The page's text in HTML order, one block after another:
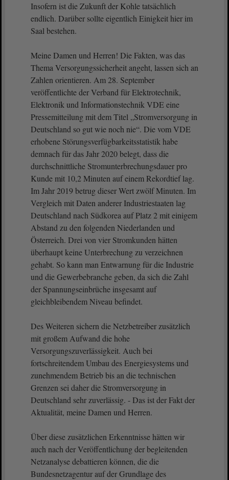
Insofern ist die Zukunft der Kohle tatsächlich
endlich. Darüber sollte eigentlich Einigkeit hier im
Saal bestehen.
Meine Damen und Herren! Die Fakten, was das
Thema Versorgungssicherheit angeht, lassen sich an
Zahlen orientieren. Am 28. September
veröffentlichte der Verband für Elektrotechnik,
Elektronik und Informationstechnik VDE eine
Pressemitteilung mit dem Titel „Stromversorgung in
Deutschland so gut wie noch nie“. Die vom VDE
erhobene Störungsverfügbarkeitsstatistik habe
demnach für das Jahr 2020 belegt, dass die
durchschnittliche Stromunterbrechungsdauer pro
Kunde mit 10,2 Minuten auf einem Rekordtief lag.
Im Jahr 2019 betrug dieser Wert zwölf Minuten. Im
Vergleich mit Daten anderer Industriestaaten lag
Deutschland nach Südkorea auf Platz 2 mit einigem
Abstand zu den folgenden Niederlanden und
Österreich. Drei von vier Stromkunden hätten
überhaupt keine Unterbrechung zu verzeichnen
gehabt. So kann man Entwarnung für die Industrie
und die Gewerbebranche geben, da sich die Zahl
der Spannungseinbrüche insgesamt auf
gleichbleibendem Niveau befindet.
Des Weiteren sichern die Netzbetreiber zusätzlich
mit großem Aufwand die hohe
Versorgungszuverlässigkeit. Auch bei
fortschreitendem Umbau des Energiesystems und
zunehmendem Betrieb bis an die technischen
Grenzen sei daher die Stromversorgung in
Deutschland sehr zuverlässig. - Das ist der Fakt der
Aktualität, meine Damen und Herren.
Über diese zusätzlichen Erkenntnisse hätten wir
auch nach der Veröffentlichung der begleitenden
Netzanalyse debattieren können, die die
Bundesnetzagentur auf der Grundlage des